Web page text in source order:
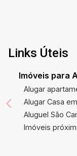
Links Úteis
Imóveis para
Alugar
Alugar Casa
Aluguel São
Imóveis